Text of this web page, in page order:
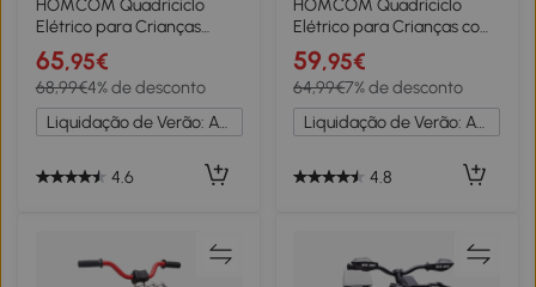
HOMCOM Quadriciclo
Elétrico para Crianças
Veículo Elétrico a Bateria 6V
Infantil com Velocidade
2km/h 70x42x45 cm Rosa
65,95€
68,99€4% de desconto
Liquidação de Verão: Até -20%
4.6
HOMCOM Quadriciclo
Elétrico para Crianças com
Reboque Bateria 6V de 18-
36 Meses com Velocidade
2,5 km/h 106x41,5x48,5 cm
Vermelho
59,95€
64,99€7% de desconto
Liquidação de Verão: Até -20%
4.8